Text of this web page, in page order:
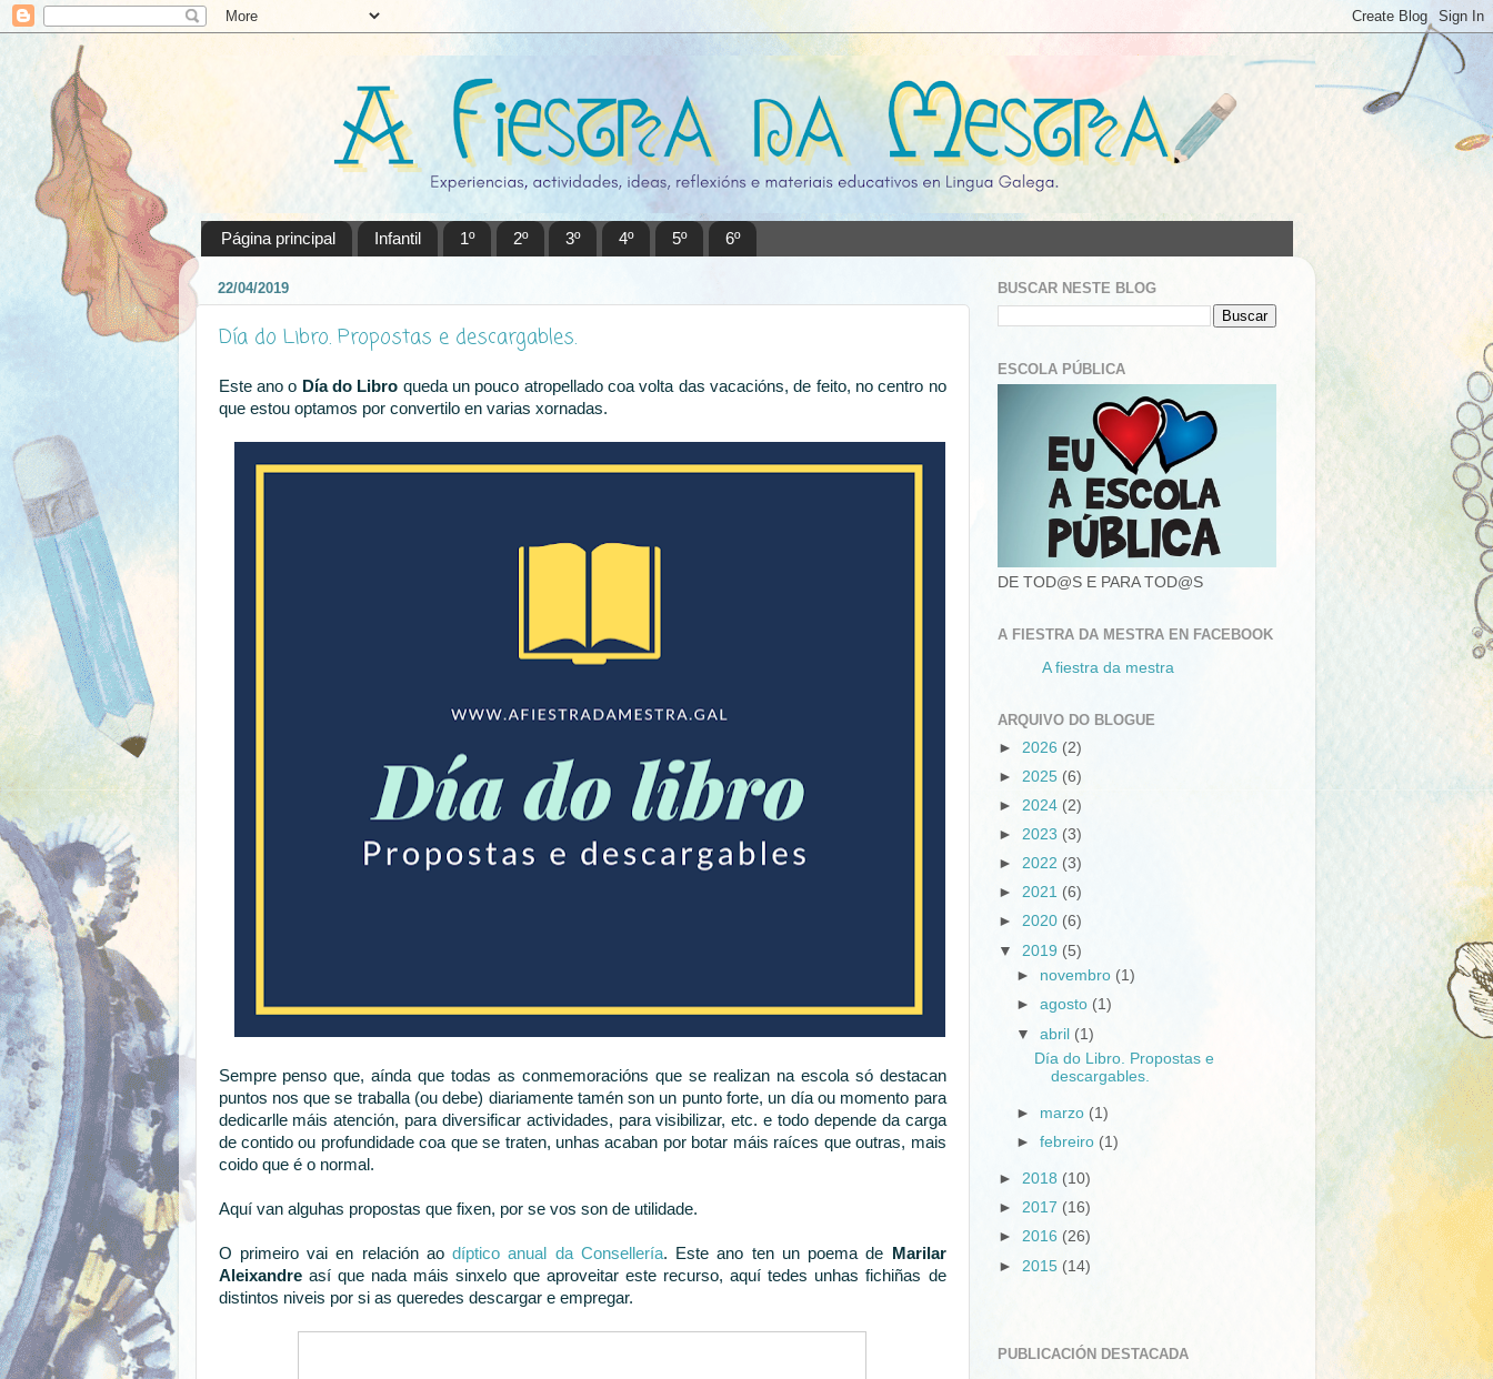
Página principal Infantil 1º 2º 3º 4º 5º 6º
22/04/2019
Día do Libro. Propostas e descargables.
Este ano o Día do Libro queda un pouco atropellado coa volta das vacacións, de feito, no centro no
que estou optamos por convertilo en varias xornadas.
Sempre penso que, aínda que todas as conmemoracións que se realizan na escola só destacan
puntos nos que se traballa (ou debe) diariamente tamén son un punto forte, un día ou momento para
dedicarlle máis atención, para diversificar actividades, para visibilizar, etc. e todo depende da carga
de contido ou profundidade coa que se traten, unhas acaban por botar máis raíces que outras, mais
coido que é o normal.
Aquí van alguhas propostas que fixen, por se vos son de utilidade.
O primeiro vai en relación ao díptico anual da Consellería. Este ano ten un poema de
Marilar
Aleixandreasí que nada máis sinxelo que aproveitar este recurso, aquí tedes unhas fichiñas de
distintos niveis por si as queredes descargar e empregar.
BUSCAR NESTE BLOG
ESCOLA PÚBLICA
DE TOD@S E PARA TOD@S
A FIESTRA DA MESTRA EN FACEBOOK
A fiestra da mestra
ARQUIVO DO BLOGUE
► 2026 (2)
► 2025 (6)
► 2024 (2)
► 2023 (3)
► 2022 (3)
► 2021 (6)
► 2020 (6)
▼ 2019 (5)
► novembro (1)
► agosto (1)
▼ abril (1)
Día do Libro. Propostas e
descargables.
► marzo (1)
► febreiro (1)
► 2018 (10)
► 2017 (16)
► 2016 (26)
► 2015 (14)
PUBLICACIÓN DESTACADA